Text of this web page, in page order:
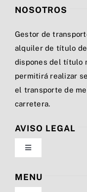
NOSOTROS
Gestor de
alquiler de título
dispones del título
permitirá realizar
el transporte de
carretera.
AVISO LEGAL
Toggle
Navigation
Política de privacidad
MENU